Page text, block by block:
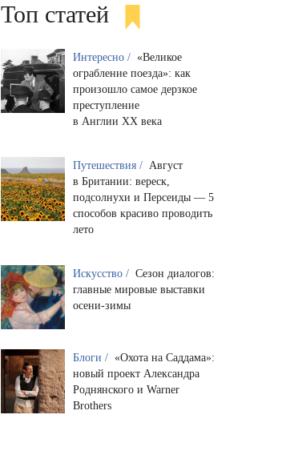
Топ статей
Интересно / «Великое
ограбление поезда»: как
произошло самое дерзкое
преступление
в Англии XX века
Путешествия / Август
в Британии: вереск,
подсолнухи и Персеиды — 5
способов красиво проводить
лето
Искусство / Сезон диалогов:
главные мировые выставки
осени-зимы
Блоги / «Охота на Саддама»:
новый проект Александра
Роднянского и Warner
Brothers